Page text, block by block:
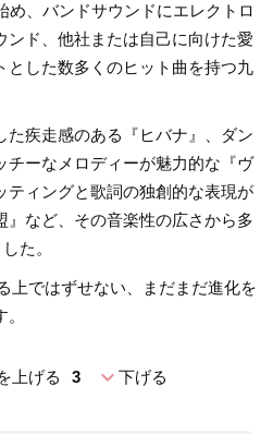
め、バンドサウンドにエレクトロ
ンド、他社または自己に向けた愛
とした数多くのヒット曲を持つ九
た疾走感のある『ヒバナ』、ダン
チーなメロディーが魅力的な『ヴ
ティングと歌詞の独創的な表現が
』など、その音楽性の広さから多
た。
上ではずせない、まだまだ進化を
上げる 3 expand_more下げる